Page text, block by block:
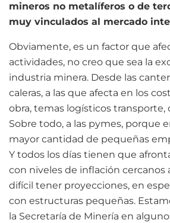
mineros no metalíferos o de
muy vinculados al mercado
Obviamente, es un factor que
actividades, no creo que sea la
industria minera. Desde las
caleras, a las que afecta en los
obra, temas logísticos
Sobre todo, a las pymes, porque
mayor cantidad de pequeñas
Y todos los días tienen que
con niveles de inflación cercanos
difícil tener proyecciones, en
con estructuras pequeñas.
la Secretaría de Minería en